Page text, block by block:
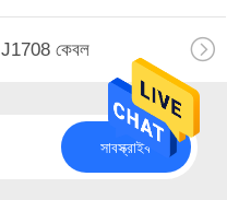
J1708 কেবল
সাবস্ক্রাইব